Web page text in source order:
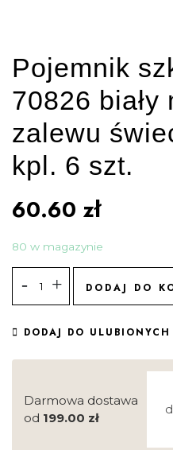
Pojemnik
70826 biały
zalewu
kpl. 6 szt.
60.60 zł
80 w magazynie
DODAJ DO
DODAJ DO ULUBIONYCH
Darmowa dostawa
od 199.00 zł